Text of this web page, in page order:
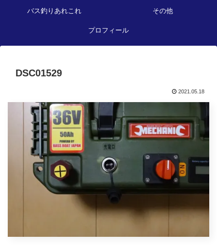
バス釣りあれこれ その他
プロフィール
DSC01529
2021.05.18